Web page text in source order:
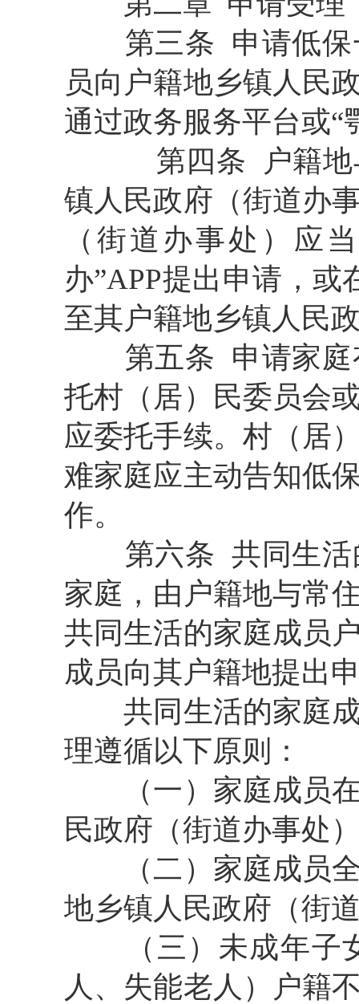
第三条
申请低
员向户籍地乡镇人民
通过政务服务平台或“
第四条
户籍
镇人民政府（街道办
（街道办事处）应
办”APP提出申请，或
至其户籍地乡镇人民
第五条 申请家
托村（居）民委员会
应委托手续。村（居
难家庭应主动告知低
作。
第六条 共同生
家庭，由户籍地与常
共同生活的家庭成员
成员向其户籍地提出
共同生活的家庭
理遵循以下原则：
（一）家庭成员
民政府（街道办事处
（二）家庭成员
地乡镇人民政府（街
（三）未成年
人、失能老人）户籍